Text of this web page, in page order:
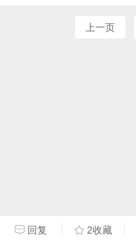
上一页
回复 2收藏